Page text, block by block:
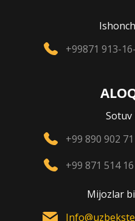
+99871 913-
Sotuv
+99 890 902
+99 871 514
Mijozlar